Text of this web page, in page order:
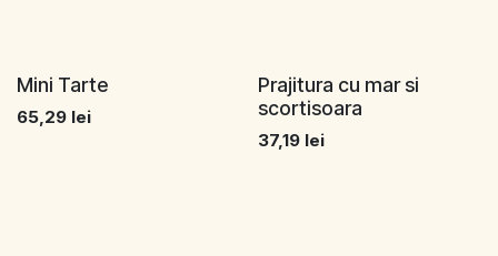
Mini Tarte
65,29 lei
Prajitura cu mar si
scortisoara
37,19lei